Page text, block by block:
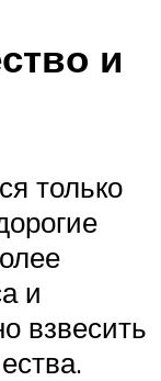
и
только
и
взвесить